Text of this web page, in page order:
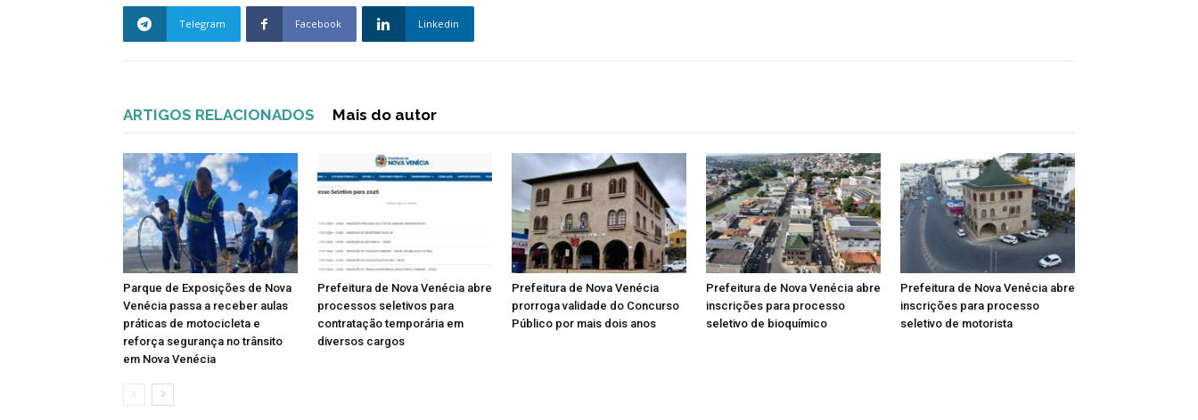
Telegram Facebook Linkedin
ARTIGOS RELACIONADOS Mais do autor
Parque de Exposições de Nova
Venécia passa a receber aulas
práticas de motocicleta e
reforça segurança no trânsito
em Nova Venécia
Prefeitura de Nova Venécia abre
processos seletivos para
contratação temporária em
diversos cargos
Prefeitura de Nova Venécia
prorroga validade do Concurso
Público por mais dois anos
Prefeitura de Nova Venécia abre
inscrições para processo
seletivo de bioquímico
Prefeitura de Nova Venécia abre
inscrições para processo
seletivo de motorista